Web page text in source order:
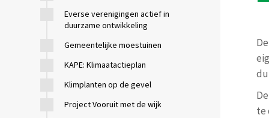
Everse verenigingen actief in
duurzame ontwikkeling
Gemeentelijke moestuinen
KAPE: Klimaatactieplan
Klimplanten op de gevel
Project Vooruit met de wijk
te